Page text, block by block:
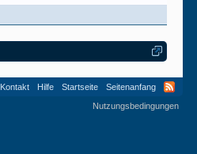
Kontakt Hilfe Startseite
Seitenanfang
Nutzungsbedingungen